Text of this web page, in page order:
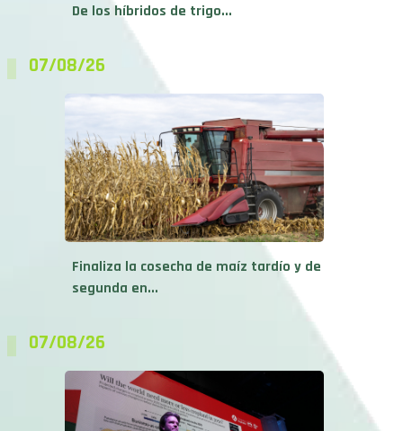
De los híbridos de trigo...
07/08/26
Finaliza la cosecha de maíz tardío y de
segunda en...
07/08/26